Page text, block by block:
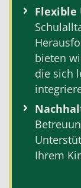
bieten
die sich
Ihrem